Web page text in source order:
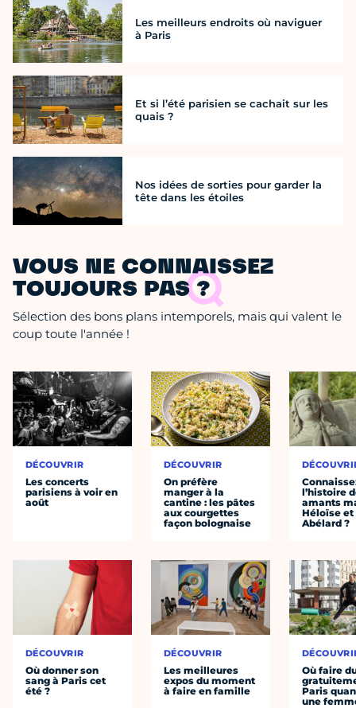
Les meilleurs endroits où naviguer
à Paris
Et si l’été parisien se cachait sur les
quais ?
Nos idées de sorties pour garder la
tête dans les étoiles
VOUS NE CONNAISSEZ
TOUJOURS PAS ?
Sélection des bons plans intemporels, mais qui valent le
coup toute l'année !
DÉCOUVRIR
Les concerts
parisiens à voir en
août
DÉCOUVRIR
Où donner son
sang à Paris cet
été ?
DÉCOUVRIR
On préfère
manger à la
cantine : les pâtes
aux courgettes
façon bolognaise
DÉCOUVRIR
Les meilleures
expos du moment
à faire en famille
l’histoire
amants
Héloïse et
Abélard ?
Où faire
Paris
une